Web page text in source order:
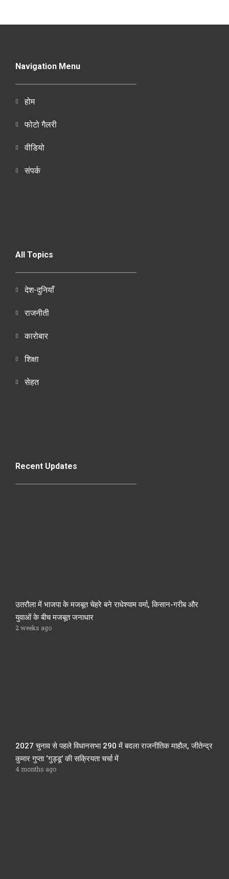
Navigation Menu
होम
फोटो गैलरी
वीडियो
संपर्क
All Topics
देश-दुनियाँ
राजनीती
कारोबार
शिक्षा
सेहत
Recent Updates
उतरौला में भाजपा के मजबूत चेहरे बने राधेश्याम वर्मा, किसान-गरीब और
युवाओं के बीच मजबूत जनाधार
2 weeks ago
2027 चुनाव से पहले विधानसभा 290 में बदला राजनीतिक माहौल, जीतेन्द्र
कुमार गुप्ता ‘गुड्डू’ की सक्रियता चर्चा में
4 months ago